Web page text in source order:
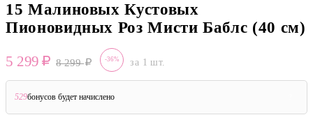
15 Малиновых Кустовых
Пионовидных Роз Мисти Баблс (40 см)
5 299 8 299 -36% за 1 шт.
529бонусов будет начислено